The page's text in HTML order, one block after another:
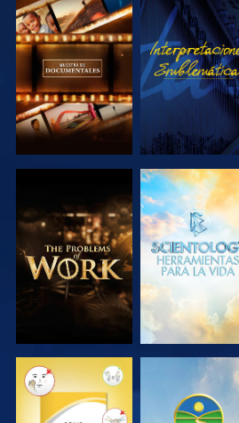
EXPLORA LAS
SERIES
VE
EXPLORA LAS
SERIES
EXPLORA LAS
SERIES
VE VE